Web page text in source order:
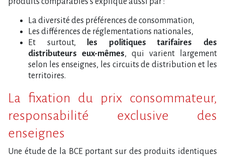
La diversité des préférences de consommation,
Les différences de réglementations nationales,
Et surtout,
les politiques tarifaires des
distributeurs eux-mêmes, qui varient largement
selon les enseignes, les circuits de distribution et les
territoires.
La fixation du prix consommateur,
responsabilité exclusive des
enseignes
Une étude de la BCE portant sur des produits identiques